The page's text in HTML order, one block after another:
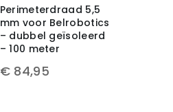
Perimeterdraad 5,5
mm voor Belrobotics
– dubbel geïsoleerd
– 100 meter
€ 84,95